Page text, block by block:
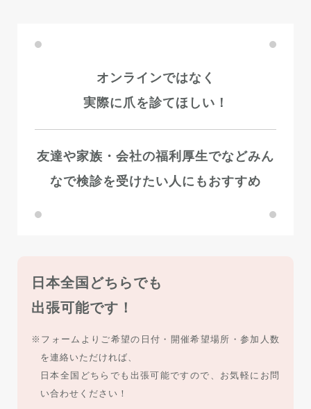
オンラインではなく
実際に爪を診てほしい！
友達や家族・会社の福利厚生でなどみん
なで検診を受けたい人にもおすすめ
日本全国どちらでも
出張可能です！
※フォームよりご希望の日付・開催希望場所・参加人数
を連絡いただければ、
日本全国どちらでも出張可能ですので、お気軽にお問
い合わせください！